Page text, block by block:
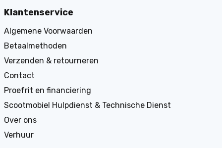
Klantenservice
Algemene Voorwaarden
Betaalmethoden
Verzenden & retourneren
Contact
Proefrit en financiering
Scootmobiel Hulpdienst & Technische Dienst
Over ons
Verhuur